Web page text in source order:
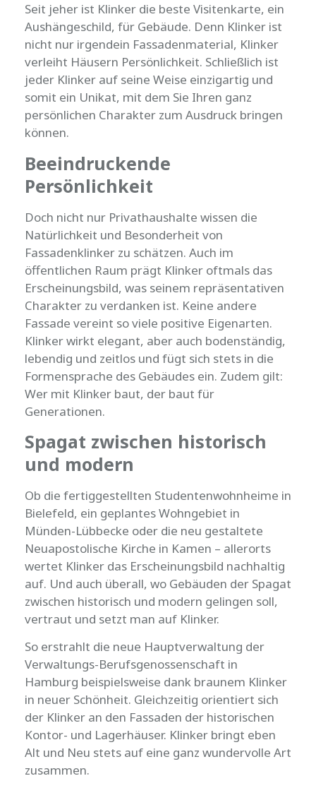
Seit jeher ist Klinker die beste Visitenkarte, ein
Aushängeschild, für Gebäude. Denn Klinker ist
nicht nur irgendein Fassadenmaterial, Klinker
verleiht Häusern Persönlichkeit. Schließlich ist
jeder Klinker auf seine Weise einzigartig und
somit ein Unikat, mit dem Sie Ihren ganz
persönlichen Charakter zum Ausdruck bringen
können.
Beeindruckende
Persönlichkeit
Doch nicht nur Privathaushalte wissen die
Natürlichkeit und Besonderheit von
Fassadenklinker zu schätzen. Auch im
öffentlichen Raum prägt Klinker oftmals das
Erscheinungsbild, was seinem repräsentativen
Charakter zu verdanken ist. Keine andere
Fassade vereint so viele positive Eigenarten.
Klinker wirkt elegant, aber auch bodenständig,
lebendig und zeitlos und fügt sich stets in die
Formensprache des Gebäudes ein. Zudem gilt:
Wer mit Klinker baut, der baut für
Generationen.
Spagat zwischen historisch
und modern
Ob die fertiggestellten Studentenwohnheime in
Bielefeld, ein geplantes Wohngebiet in
Münden-Lübbecke oder die neu gestaltete
Neuapostolische Kirche in Kamen – allerorts
wertet Klinker das Erscheinungsbild nachhaltig
auf. Und auch überall, wo Gebäuden der Spagat
zwischen historisch und modern gelingen soll,
vertraut und setzt man auf Klinker.
So erstrahlt die neue Hauptverwaltung der
Verwaltungs-Berufsgenossenschaft in
Hamburg beispielsweise dank braunem Klinker
in neuer Schönheit. Gleichzeitig orientiert sich
der Klinker an den Fassaden der historischen
Kontor- und Lagerhäuser. Klinker bringt eben
Alt und Neu stets auf eine ganz wundervolle Art
zusammen.